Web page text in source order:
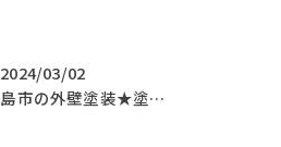
2024/03/02
広島市の外壁塗装★塗替えマスターズ★ブログ「初めて家を手入れするのに」